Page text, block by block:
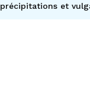
précipitations et